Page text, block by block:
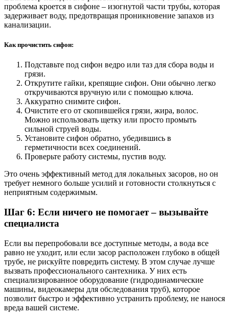
проблема кроется в сифоне – изогнутой части трубы, которая
задерживает воду, предотвращая проникновение запахов из
канализации.
Как прочистить сифон:
Подставьте под сифон ведро или таз для сбора воды и
грязи.
Открутите гайки, крепящие сифон. Они обычно легко
откручиваются вручную или с помощью ключа.
Аккуратно снимите сифон.
Очистите его от скопившейся грязи, жира, волос.
Можно использовать щетку или просто промыть
сильной струей воды.
Установите сифон обратно, убедившись в
герметичности всех соединений.
Проверьте работу системы, пустив воду.
Это очень эффективный метод для локальных засоров, но он
требует немного больше усилий и готовности столкнуться с
неприятным содержимым.
Шаг 6: Если ничего не помогает – вызывайте
специалиста
Если вы перепробовали все доступные методы, а вода все
равно не уходит, или если засор расположен глубоко в общей
трубе, не рискуйте повредить систему. В этом случае лучше
вызвать профессионального сантехника. У них есть
специализированное оборудование (гидродинамические
машины, видеокамеры для обследования труб), которое
позволит быстро и эффективно устранить проблему, не нанося
вреда вашей системе.